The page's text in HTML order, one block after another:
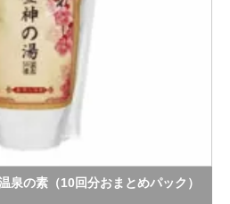
泉の素（10回分おまとめパック）